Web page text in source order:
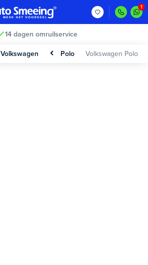
14 dagen omruilservice
Volkswagen Polo Volkswagen Polo